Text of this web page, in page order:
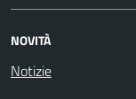
NOVITÀ
Notizie